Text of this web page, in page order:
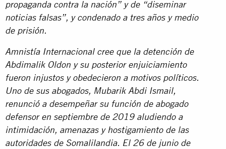
propaganda contra la nación” y de “diseminar
noticias falsas”, y condenado a tres años y medio
de prisión.
Amnistía Internacional cree que la detención de
Abdimalik Oldon y su posterior enjuiciamiento
fueron injustos y obedecieron a motivos políticos.
Uno de sus abogados, Mubarik Abdi Ismail,
renunció a desempeñar su función de abogado
defensor en septiembre de 2019 aludiendo a
intimidación, amenazas y hostigamiento de las
autoridades de Somalilandia. El 26 de junio de